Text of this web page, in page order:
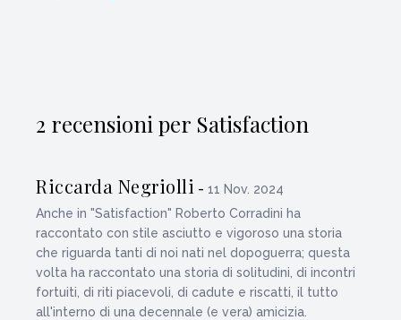
2 recensioni per Satisfaction
Riccarda Negriolli - 11 Nov. 2024
Anche in "Satisfaction" Roberto Corradini ha
raccontato con stile asciutto e vigoroso una storia
che riguarda tanti di noi nati nel dopoguerra; questa
volta ha raccontato una storia di solitudini, di incontri
fortuiti, di riti piacevoli, di cadute e riscatti, il tutto
all'interno di una decennale (e vera) amicizia.